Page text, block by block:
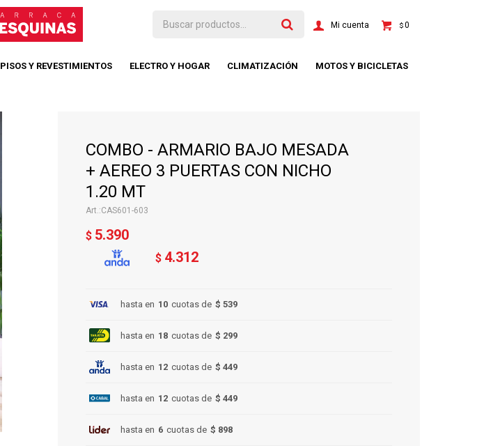
PISOS Y REVESTIMIENTOS ELECTRO Y HOGAR CLIMATIZACIÓN MOTOS Y BICICLETAS
$0
COMBO - ARMARIO BAJO MESADA
+ AEREO 3 PUERTAS CON NICHO
1.20 MT
CAS601-603
$ 5.390
$ 4.312
hasta en 10 cuotas de $ 539
hasta en 18 cuotas de $ 299
hasta en 12 cuotas de $ 449
hasta en 12 cuotas de $ 449
hasta en 6 cuotas de $ 898